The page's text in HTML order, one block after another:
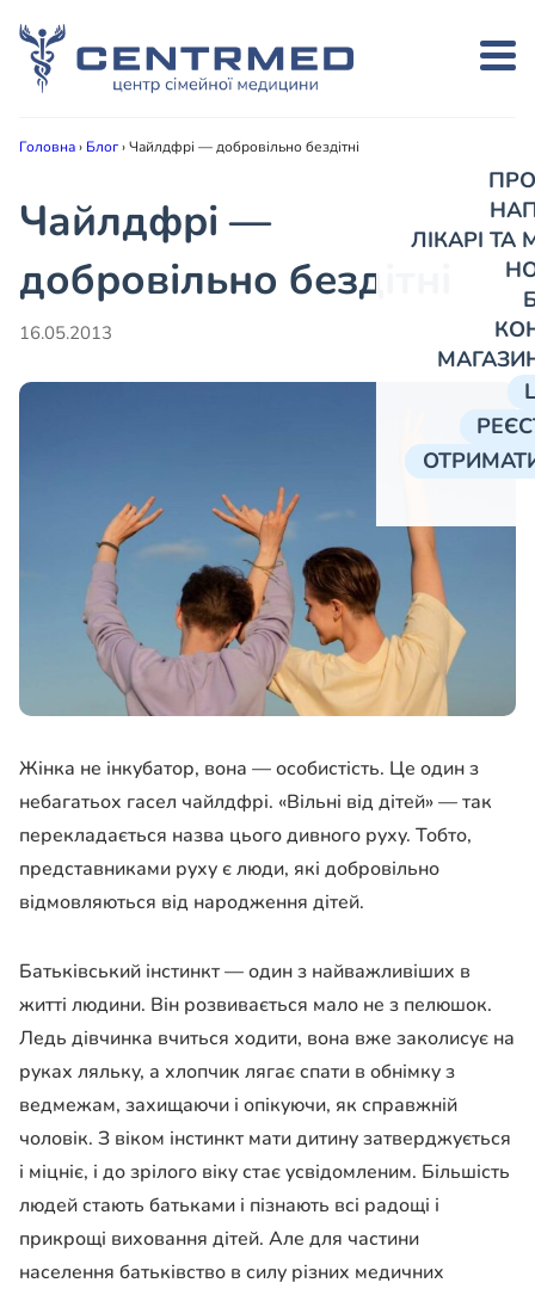
ЛІКАРІ
Головна› Блог›Чайлдфрі — добровільно бездітні
Чайлдфрі —
добровільно бездітні
16.05.2013
Жінка не інкубатор, вона — особистість. Це один з
небагатьох гасел чайлдфрі. «Вільні від дітей» — так
перекладається назва цього дивного руху. Тобто,
представниками руху є люди, які добровільно
відмовляються від народження дітей.
Батьківський інстинкт — один з найважливіших в
житті людини. Він розвивається мало не з пелюшок.
Ледь дівчинка вчиться ходити, вона вже заколисує на
руках ляльку, а хлопчик лягає спати в обнімку з
ведмежам, захищаючи і опікуючи, як справжній
чоловік. З віком інстинкт мати дитину затверджується
і міцніє, і до зрілого віку стає усвідомленим. Більшість
людей стають батьками і пізнають всі радощі і
прикрощі виховання дітей. Але для частини
населення батьківство в силу різних медичних